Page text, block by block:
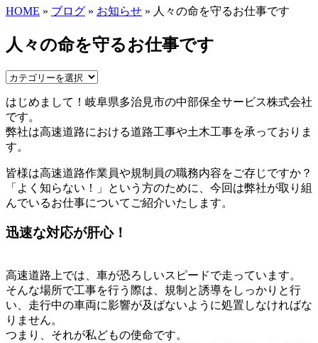
HOME » ブログ » お知らせ » 人々の命を守るお仕事です
人々の命を守るお仕事です
はじめまして！岐阜県多治見市の中部保全サービス株式会社
です。
弊社は高速道路における道路工事や土木工事を承っておりま
す。
皆様は高速道路作業員や規制員の職務内容をご存じですか？
「よく知らない！」という方のために、今回は弊社が取り組
んでいるお仕事についてご紹介いたします。
迅速な対応が肝心！
高速道路上では、車が恐ろしいスピードで走っています。
そんな場所で工事を行う際は、規制と誘導をしっかりと行
い、走行中の車両に影響が及ばないように処置しなければな
りません。
つまり、それが私どもの使命です。